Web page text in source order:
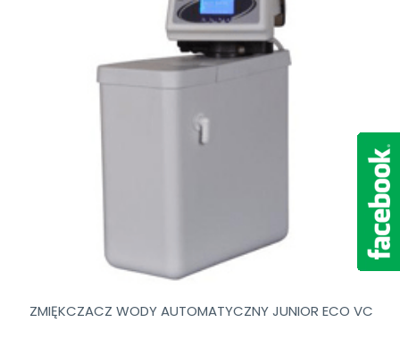
ZMIĘKCZACZ WODY AUTOMATYCZNY JUNIOR ECO VC